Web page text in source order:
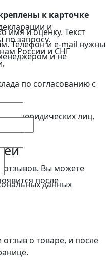
к карточке
и
запросу.
России и СНГ
по согласованию с
для юридических лиц,
отзывов. Вы можете
после
отзыв о товаре, и после
имя и оценку. Текст
Телефон и e-mail нужны
и не
данных